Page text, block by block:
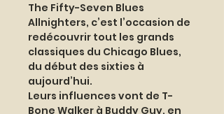
The Fifty-Seven Blues
Allnighters, c’est l’occasion de
redécouvrir tout les grands
classiques du Chicago Blues,
du début des sixties à
aujourd’hui.
Leurs influences vont de T-
Bone Walker à Buddy Guy, en